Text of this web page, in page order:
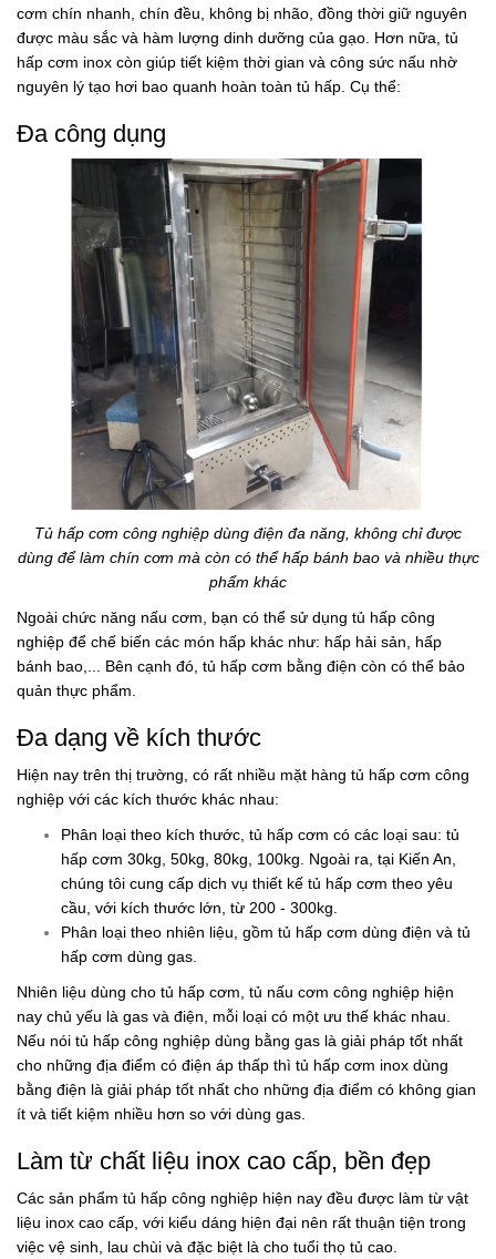
cơm chín nhanh, chín đều, không bị nhão, đồng thời giữ nguyên
được màu sắc và hàm lượng dinh dưỡng của gạo. Hơn nữa, tủ
hấp cơm inox còn giúp tiết kiệm thời gian và công sức nấu nhờ
nguyên lý tạo hơi bao quanh hoàn toàn tủ hấp. Cụ thể:
Đa công dụng
Tủ hấp cơm công nghiệp dùng điện đa năng, không chỉ được
dùng để làm chín cơm mà còn có thể hấp bánh bao và nhiều thực
phẩm khác
Ngoài chức năng nấu cơm, bạn có thể sử dụng tủ hấp công
nghiệp để chế biến các món hấp khác như: hấp hải sản, hấp
bánh bao,... Bên cạnh đó, tủ hấp cơm bằng điện còn có thể bảo
quản thực phẩm.
Đa dạng về kích thước
Hiện nay trên thị trường, có rất nhiều mặt hàng tủ hấp cơm công
nghiệp với các kích thước khác nhau:
Phân loại theo kích thước, tủ hấp cơm có các loại sau: tủ
hấp cơm 30kg, 50kg, 80kg, 100kg. Ngoài ra, tại Kiến An,
chúng tôi cung cấp dịch vụ thiết kế tủ hấp cơm theo yêu
cầu, với kích thước lớn, từ 200 - 300kg.
Phân loại theo nhiên liệu, gồm tủ hấp cơm dùng điện và tủ
hấp cơm dùng gas.
Nhiên liệu dùng cho tủ hấp cơm, tủ nấu cơm công nghiệp hiện
nay chủ yếu là gas và điện, mỗi loại có một ưu thế khác nhau.
Nếu nói tủ hấp công nghiệp dùng bằng gas là giải pháp tốt nhất
cho những địa điểm có điện áp thấp thì tủ hấp cơm inox dùng
bằng điện là giải pháp tốt nhất cho những địa điểm có không gian
ít và tiết kiệm nhiều hơn so với dùng gas.
Làm từ chất liệu inox cao cấp, bền đẹp
Các sản phẩm tủ hấp công nghiệp hiện nay đều được làm từ vật
liệu inox cao cấp, với kiểu dáng hiện đại nên rất thuận tiện trong
việc vệ sinh, lau chùi và đặc biệt là cho tuổi thọ tủ cao.